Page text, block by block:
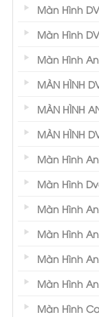
Màn Hình
Màn Hình
Màn Hình
MÀN HÌNH
MÀN HÌNH
MÀN HÌNH
Màn Hình
Màn Hình
Màn Hình
Màn Hình
Màn Hình
Màn Hình
Màn Hình